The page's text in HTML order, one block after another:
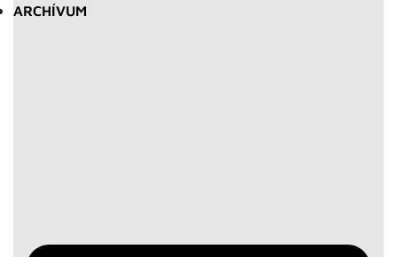
ARCHÍVUM